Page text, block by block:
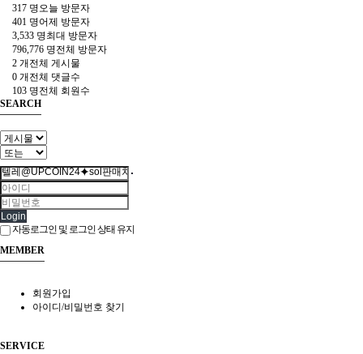
317 명 오늘 방문자
401 명어제 방문자
3,533 명최대 방문자
796,776 명전체 방문자
2 개전체 게시물
0 개전체 댓글수
103 명전체 회원수
SEARCH
Login
자동로그인 및 로그인 상태 유지
MEMBER
회원가입
아이디/비밀번호 찾기
SERVICE